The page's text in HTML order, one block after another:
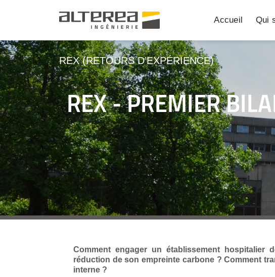
Accueil Qui
REX (RETOURS D’EXPÉRIENCE)
REX - PREMIER
Comment engager un établissement
réduction de son empreinte carbone ? Comment
interne ?